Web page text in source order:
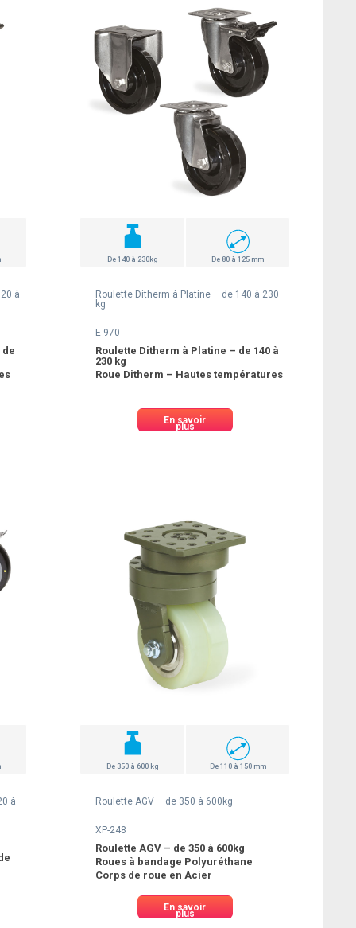
à
De 140 à 230kg De 80 à 125 mm
Roulette Ditherm à Platine – de 140 à 230
kg
E-970
Roulette Ditherm à Platine – de 140 à
230 kg
Roue Ditherm – Hautes températures
En savoir
plus
à
De 350 à 600 kg De 110 à 150 mm
Roulette AGV – de 350 à 600kg
XP-248
Roulette AGV – de 350 à 600kg
Roues à bandage Polyuréthane
Corps de roue en Acier
En savoir
plus